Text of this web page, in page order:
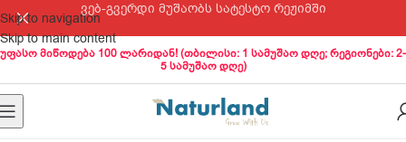
Skip to navigation
Skip to main content
ვებ-გვერდი მუშაობს სატესტო რეჟიმში
უფასო მიწოდება 100 ლარიდან! (თბილისი: 1 სამუშაო დღე; რეგიონები: 2-
5 სამუშაო დღე)